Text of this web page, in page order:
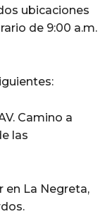
ubicaciones
de 9:00 a.m.
Camino a
las
en La Negreta,